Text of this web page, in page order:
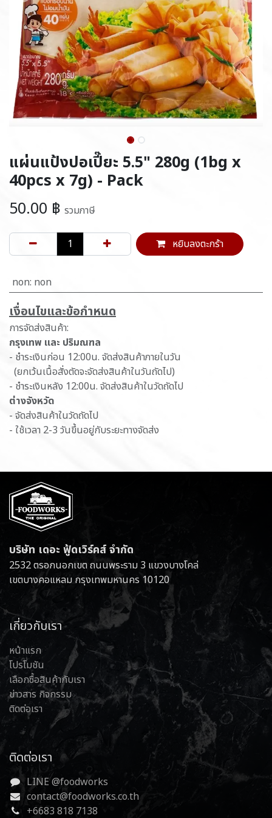
แผ่นแป้งปอเปี๊ยะ 5.5" 280g (1bg x
40pcs x 7g) - Pack
50.00 ฿ รวมภาษี
หยิบลงตะกร้า
non: non
เ​งื่อนไขและข้อกำหนด
การจัดส่งสินค้า:
กรุงเทพ และ ปริมณฑล
- ชำระเงินก่อน 12:00น. จัดส่งสินค้าภายในวัน
(ยกเว้นเนื้อสั่งตัดจะจัดส่งสินค้าในวันถัดไป)
- ชำระเงินหลัง 12:00น. จัดส่งสินค้าในวัดถัดไป
ต่างจังหวัด
- จัดส่งสินค้าในวัดถัดไป
- ใช้เวลา 2-3 วันขึ้นอยู่กับระยะทางจัดส่ง
บริษัท เดอะ ฟู้ดเวิร์คส์ จำกัด
2532 ตรอกนอกเขต ถนนพระราม 3 แขวงบางโคล่
เขตบางคอแหลม กรุงเทพมหานคร 10120
เกี่ยวกับเรา
หน้าแรก
โปรโมชัน
เลือกซื้อสินค้ากับเรา
ข่าวสาร กิจกรรม
ติดต่อเรา
ติดต่อเรา
LINE @foodworks
contact@foodworks.co.th
+6683 818 7138